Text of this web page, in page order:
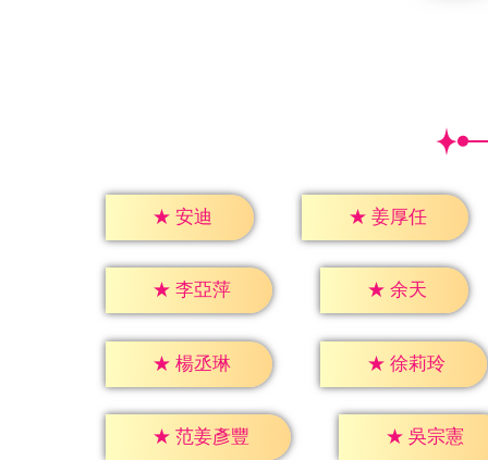
★ 安迪 ★ 姜厚任
★ 李亞萍 ★ 余天
★ 楊丞琳 ★ 徐莉玲
★ 范姜彥豐 ★ 吳宗憲